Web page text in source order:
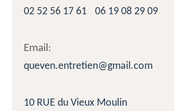
02 52 56 17 61
06 19 08 29 09
Email:
queven.entretien@gmail.com
10 RUE du Vieux Moulin